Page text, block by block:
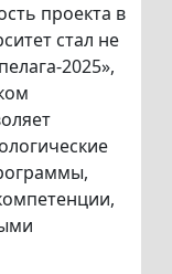
проекта в
стал не
2025»,